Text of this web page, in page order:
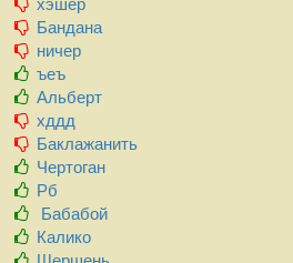
хэшер
Бандана
ничер
ъеъ
Альберт
хддд
Баклажанить
Чертоган
Рб
Бабабой
Калико